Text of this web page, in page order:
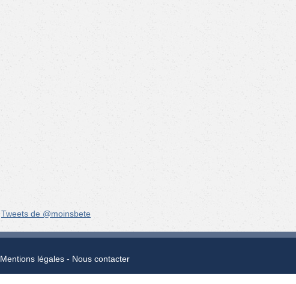
Tweets de @moinsbete
Mentions légales Nous contacter